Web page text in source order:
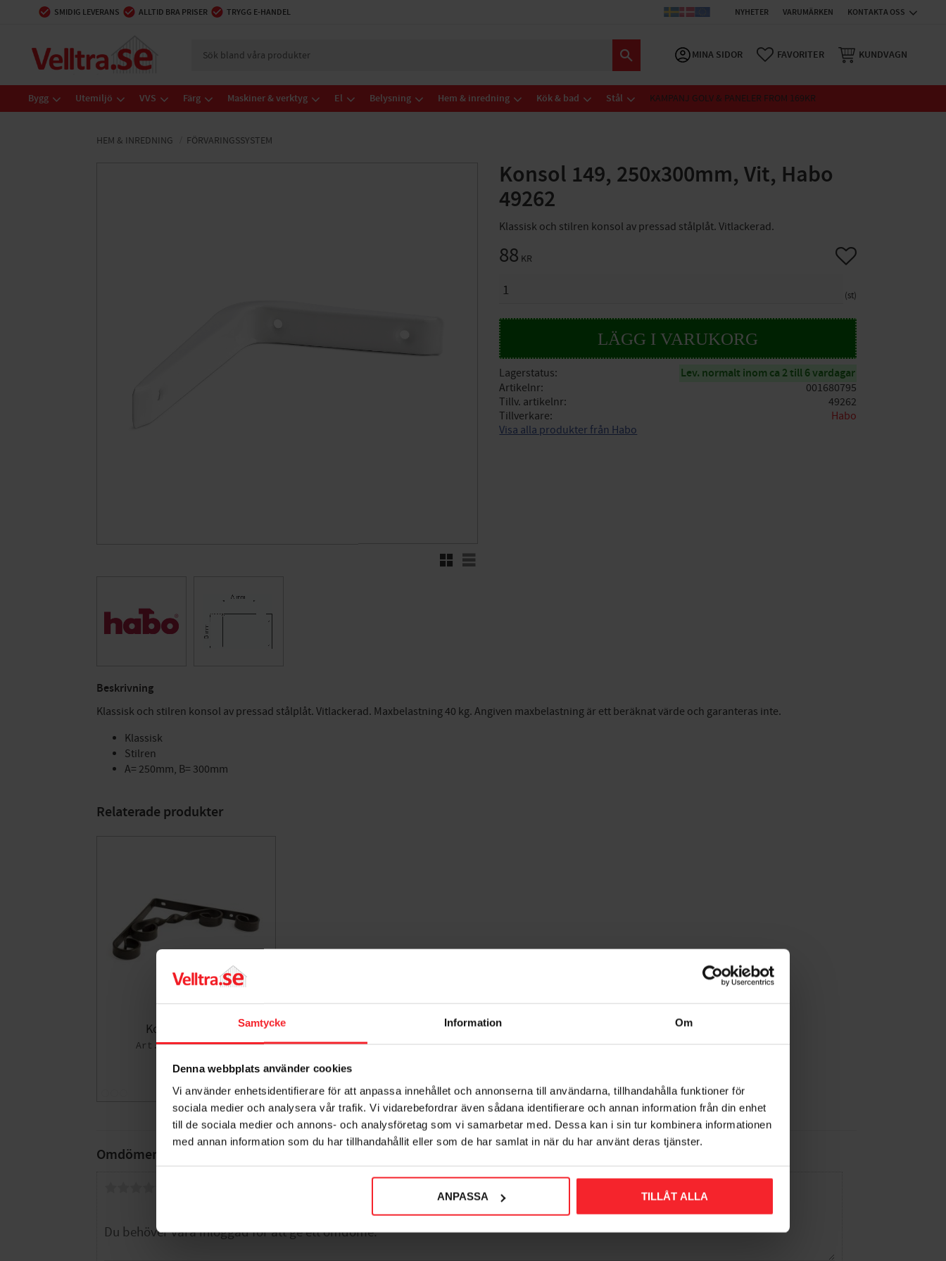
Samtycke Information Om
Denna webbplats använder cookies
Vi använder enhetsidentifierare för att anpassa innehållet och annonserna till användarna, tillhandahålla funktioner för
sociala medier och analysera vår trafik. Vi vidarebefordrar även sådana identifierare och annan information från din enhet
till de sociala medier och annons- och analysföretag som vi samarbetar med. Dessa kan i sin tur kombinera informationen
med annan information som du har tillhandahållit eller som de har samlat in när du har använt deras tjänster.
ANPASSA TILLÅT ALLA
SMIDIG LEVERANS ALLTID BRA PRISER TRYGG E-HANDEL NYHETER VARUMÄRKEN KONTAKTA OSS
MINA SIDOR FAVORITER KUNDVAGN
Bygg Utemiljö VVS Färg Maskiner & verktyg El Belysning Hem & inredning Kök & bad Stål KAMPANJ GOLV & PANELER FROM 169KR
HEM & INREDNING FÖRVARINGSSYSTEM
Konsol 149, 250x300mm, Vit, Habo
49262
Klassisk och stilren konsol av pressad stålplåt. Vitlackerad.
Rutnätsvy
Listvy
88 KR
st
Lägg till i favoriter
Lagerstatus Lev. normalt inom ca 2 till 6 vardagar
Artikelnr
001680795
Tillv. artikelnr
49262
Tillverkare
Habo
Visa alla produkter från Habo
Beskrivning
Klassisk och stilren konsol av pressad stålplåt. Vitlackerad. Maxbelastning 40 kg. Angiven maxbelastning är ett beräknat värde och garanteras inte.
Klassisk
Stilren
A= 250mm, B= 300mm
Omdömen
Relaterade produkter
Konsol 4, Habo
006189353
36KR
Lägg till i favoriter